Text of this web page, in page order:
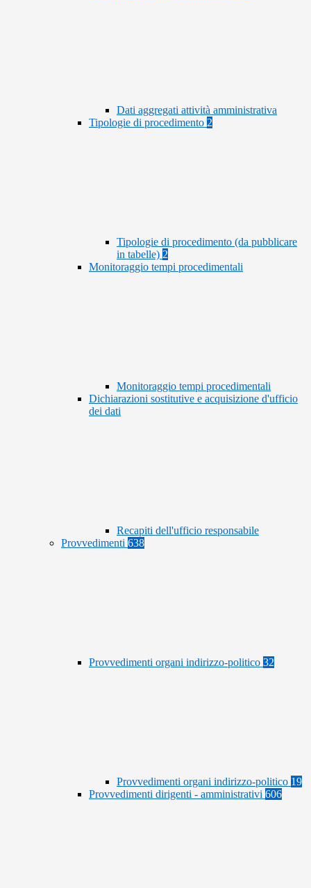
Dati aggregati attività amministrativa
Tipologie di procedimento 2
Tipologie di procedimento (da pubblicare
in tabelle) 2
Monitoraggio tempi procedimentali
Monitoraggio tempi procedimentali
Dichiarazioni sostitutive e acquisizione d'ufficio
dei dati
Recapiti dell'ufficio responsabile
Provvedimenti 638
Provvedimenti organi indirizzo-politico 32
Provvedimenti organi indirizzo-politico 19
Provvedimenti dirigenti - amministrativi 606